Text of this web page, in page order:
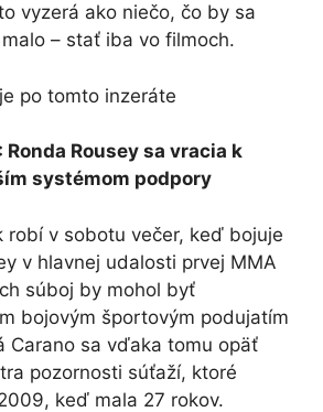
vyzerá ako niečo, čo by sa
– stať iba vo filmoch.
po tomto inzeráte
Ronda Rousey sa vracia k
systémom podpory
robí v sobotu večer, keď bojuje
v hlavnej udalosti prvej MMA
súboj by mohol byť
bojovým športovým podujatím
Carano sa vďaka tomu opäť
pozornosti súťaží, ktoré
keď mala 27 rokov.